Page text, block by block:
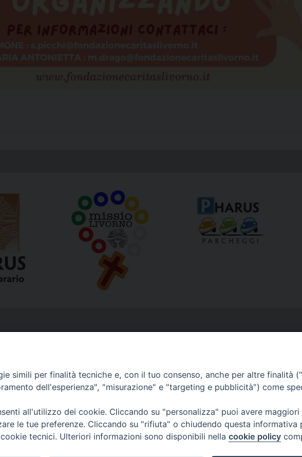
simili per finalità tecniche e, con il tuo consenso, anche per altre finalità
dell'esperienza", "misurazione" e "targeting e pubblicità") come
all'utilizzo dei cookie. Cliccando su "personalizza" puoi avere maggiori
le tue preferenze. Cliccando su "rifiuta" o chiudendo questa informativa
tecnici. Ulteriori informazioni sono disponibili nella cookie policy